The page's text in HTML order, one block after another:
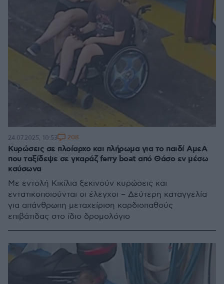
Κυρώσεις σε πλοίαρχο και πλήρωμα για το παιδί ΑμεΑ
που ταξίδεψε σε γκαράζ ferry boat από Θάσο εν μέσω
καύσωνα
Με εντολή Κικίλια ξεκινούν κυρώσεις και
εντατικοποιούνται οι έλεγχοι – Δεύτερη καταγγελία
για απάνθρωπη μεταχείριση καρδιοπαθούς
επιβάτιδας στο ίδιο δρομολόγιο
24.07.2025, 10:53 208